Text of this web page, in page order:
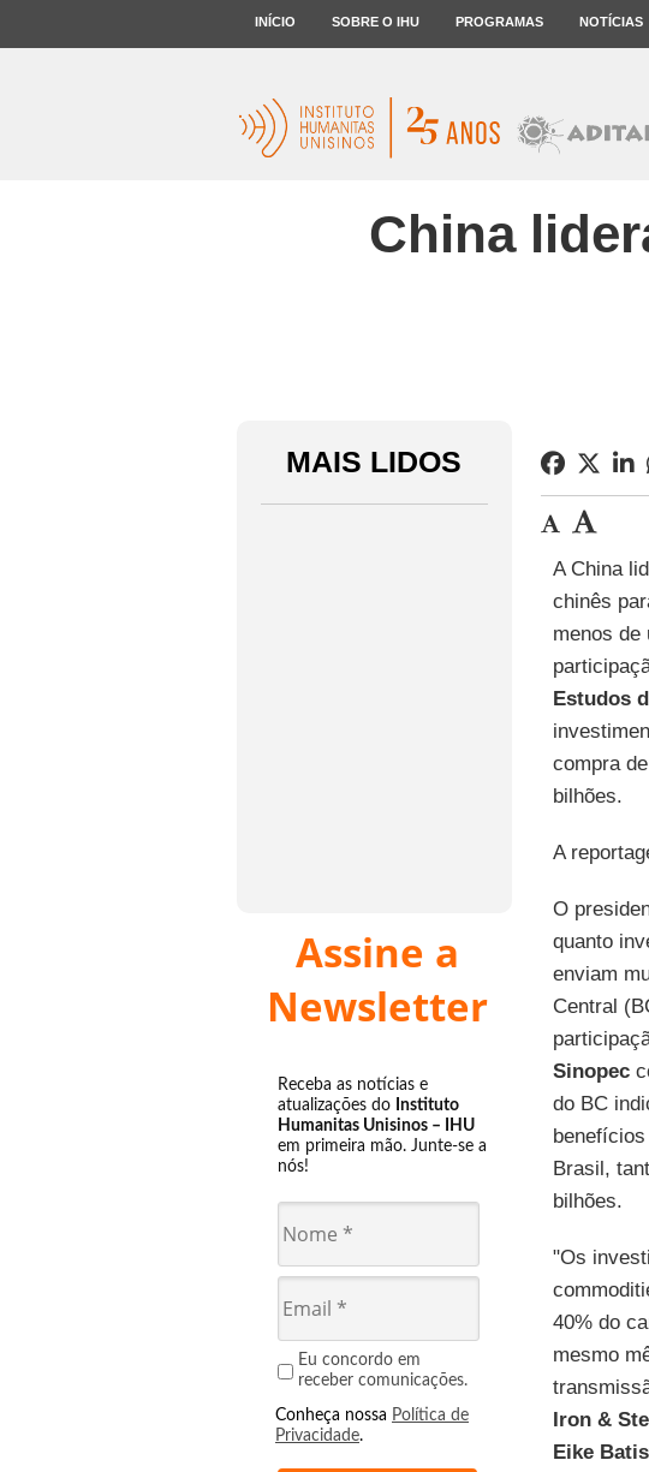
INÍCIO SOBRE O IHU PROGRAMAS NOTÍCIAS
China
MAIS LIDOS
Assine a
Newsletter
Receba as notícias e
atualizações do Instituto
Humanitas Unisinos – IHU
em primeira mão. Junte-se a
nós!
Eu concordo em
receber comunicações.
Conheça nossa Política de
Privacidade.
A China
chinês
menos de
Estudos
compra
bilhões.
A
O
quanto
enviam
Central
Sinopec
do BC
Brasil,
bilhões.
"Os
40% do
mesmo
Iron &
Eike